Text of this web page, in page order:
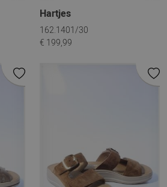
Hartjes
162.1401/30
€ 199,99